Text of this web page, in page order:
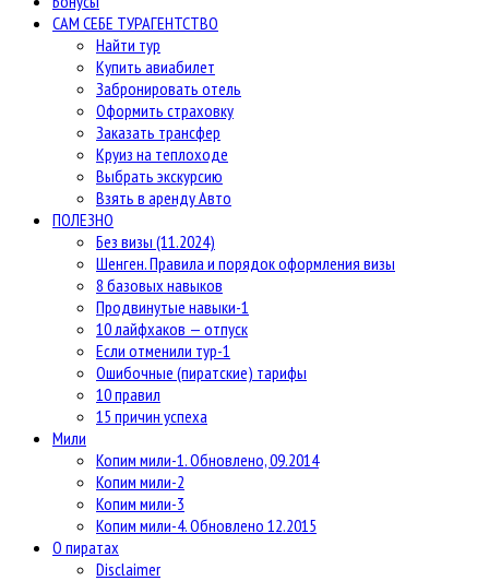
САМ СЕБЕ ТУРАГЕНТСТВО
Найти тур
Купить авиабилет
Забронировать отель
Оформить страховку
Заказать трансфер
Круиз на теплоходе
Выбрать экскурсию
Взять в аренду Авто
ПОЛЕЗНО
Без визы (11.2024)
Шенген. Правила и порядок оформления визы
8 базовых навыков
Продвинутые навыки-1
10 лайфхаков — отпуск
Если отменили тур-1
Ошибочные (пиратские) тарифы
10 правил
15 причин успеха
Мили
Копим мили-1. Обновлено, 09.2014
Копим мили-2
Копим мили-3
Копим мили-4. Обновлено 12.2015
О пиратах
Disclaimer